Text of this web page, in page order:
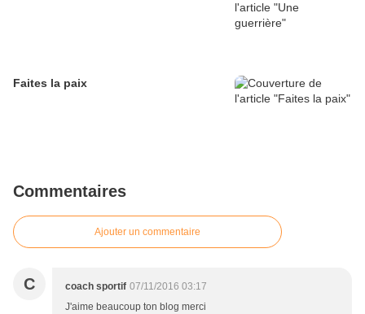
Faites la paix
Commentaires
Ajouter un commentaire
C coach sportif 07/11/2016 03:17
J'aime beaucoup ton blog merci